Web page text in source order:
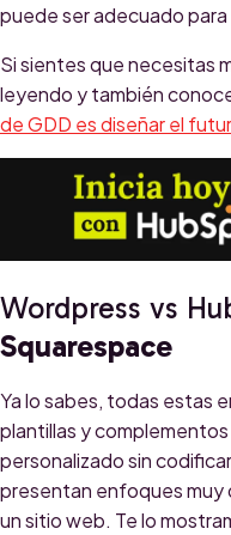
puede ser adecuado para
Si sientes que necesitas
leyendo y también
de GDD es diseñar el
Wordpress vs
Squarespace
Ya lo sabes, todas estas
plantillas y
personalizado sin
presentan enfoques muy
un sitio web. Te lo